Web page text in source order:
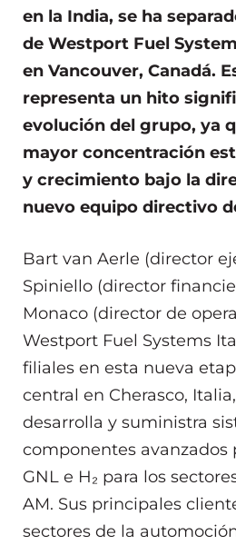
en la India, se ha
de Westport Fuel
en Vancouver, Canadá.
representa un hito
evolución del grupo, ya
mayor concentración
y crecimiento bajo la
nuevo equipo directivo
Bart van Aerle (director
Spiniello (director
Monaco (director de
Westport Fuel Systems
filiales en esta nueva
central en Cherasco,
desarrolla y suministra
componentes avanzados
GNL e H₂ para los
AM. Sus principales
sectores de la